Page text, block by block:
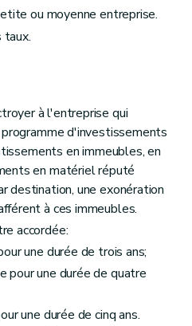
ou moyenne entreprise.
taux.
à l'entreprise qui
d'investissements
en immeubles, en
en matériel réputé
destination, une exonération
à ces immeubles.
accordée:
une durée de trois ans;
pour une durée de quatre
une durée de cinq ans.